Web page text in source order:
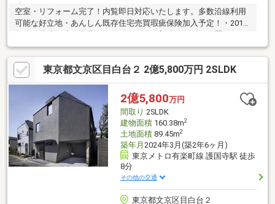
空室・リフォーム完了！内覧即日対応いたします。多数沿線利用
可能な好立地・あんしん既存住宅売買瑕疵保険加入予定！・2017
有楽町線「東池袋」駅徒歩約8分の好立地・駐車スペースございま
す。※車種による制限がございます。室内リフォームにより水回
りも全て交換、フローリングやクロスなども新しく、すぐに入居
が可能です。ロフトや納戸など収納が豊富。勾配天井になってい
るため非常に建物が広く感じ快適にお住まい頂けます。■最適な
金融機関のご提案お客様に合った資金計画をもとに、最適な金融
機関をご提案致します！お気軽にご相談ください！
東京都文京区目白台２ 2億5,800万円 2SLDK
2億5,800万円
間取り 2SLDK
建物面積160.38m2
土地面積89.45m2
築年月 2024年3月(築2年6ヶ月)
東京メトロ有楽町線 護国寺駅 徒歩
8分
その他の交通
東京都文京区目白台２